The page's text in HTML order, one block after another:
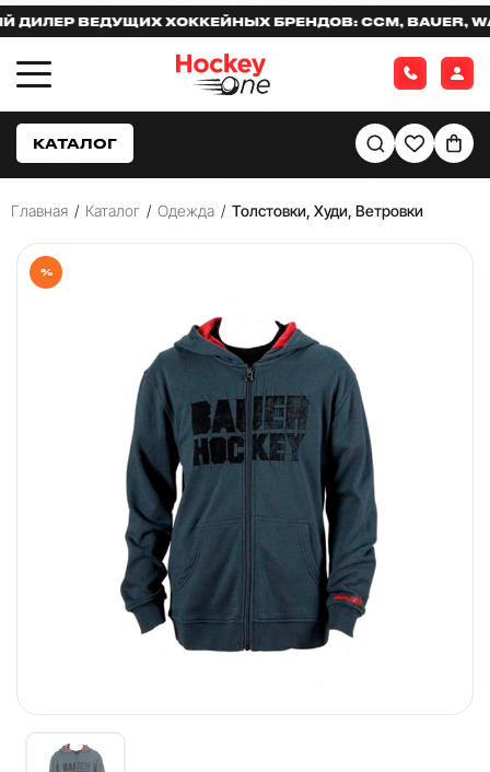
ВЕДУЩИХ ХОККЕЙНЫХ БРЕНДОВ: CCM, BAUER,
КАТАЛОГ
Главная / Каталог / Одежда / Толстовки, Худи, Ветровки
%